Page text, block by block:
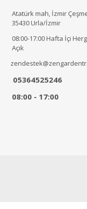
Atatürk mah, İzmir
35430 Urla/İzmir
08:00-17:00 Hafta İçi
Açık
05364525246
08:00 - 17:00